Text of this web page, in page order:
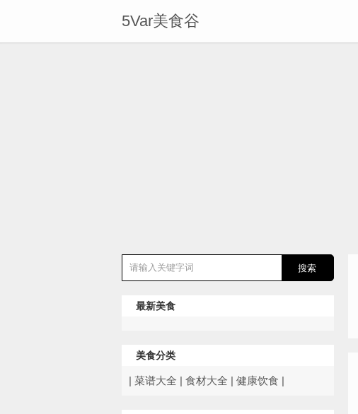
5Var美食谷
最新美食
美食分类
| 菜谱大全 | 食材大全 | 健康饮食 |